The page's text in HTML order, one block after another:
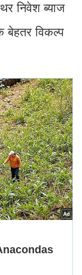
निवेश ब्याज
बेहतर विकल्प